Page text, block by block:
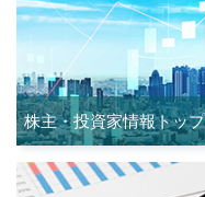
株主・投資家情報トップ